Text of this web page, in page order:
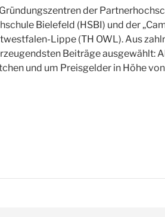
der
Bielefeld (HSBI) und der
Lippe (TH OWL). Aus
Beiträge ausgewählt:
und um Preisgelder in Höhe